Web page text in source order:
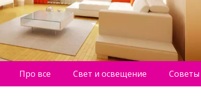
Про все Свет и освещение Советы